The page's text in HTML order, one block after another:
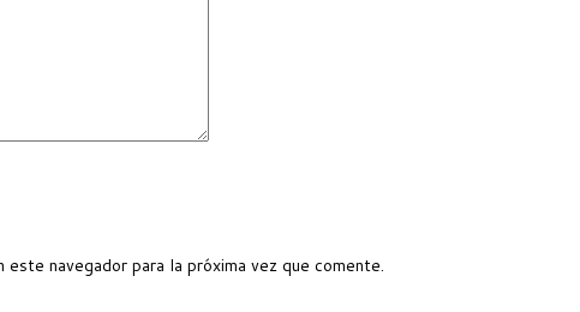
navegador para la próxima vez que comente.